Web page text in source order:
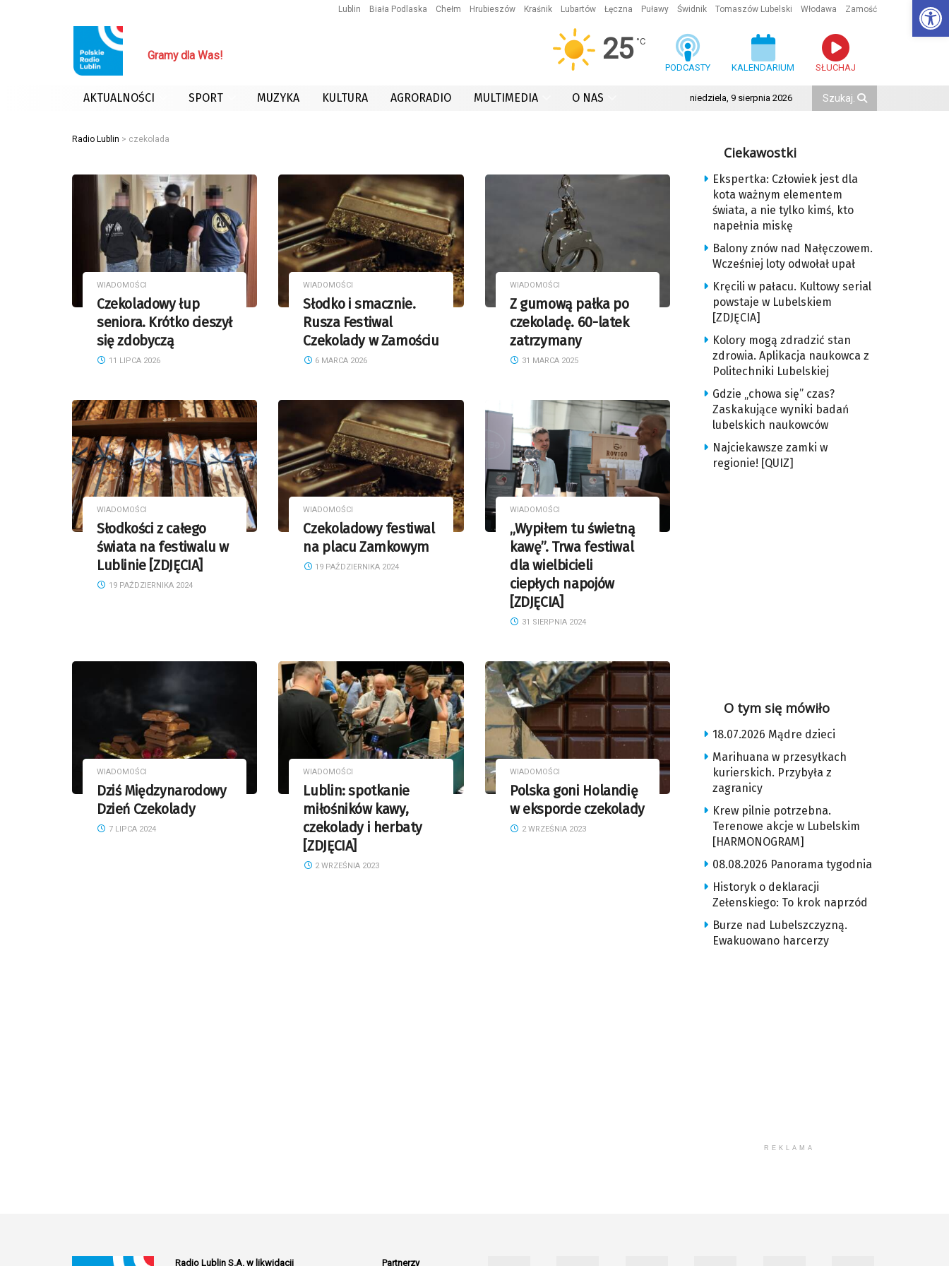
Lublin Biała Podlaska Chełm Hrubieszów Kraśnik Lubartów Łęczna Puławy Świdnik Tomaszów Lubelski Włodawa Zamość
Gramy dla Was! 25 °C
PODCASTY KALENDARIUM SŁUCHAJ
AKTUALNOŚCI SPORT MUZYKA KULTURA AGRORADIO MULTIMEDIA O NAS niedziela, 9 sierpnia 2026
Radio Lublin > czekolada
WIADOMOŚCI
Czekoladowy łup
seniora. Krótko cieszył
się zdobyczą
11 LIPCA 2026
WIADOMOŚCI
Słodko i smacznie.
Rusza Festiwal
Czekolady w Zamościu
6 MARCA 2026
WIADOMOŚCI
Z gumową pałka po
czekoladę. 60-latek
zatrzymany
31 MARCA 2025
WIADOMOŚCI
Słodkości z całego
świata na festiwalu w
Lublinie [ZDJĘCIA]
19 PAŹDZIERNIKA 2024
WIADOMOŚCI
Czekoladowy festiwal
na placu Zamkowym
19 PAŹDZIERNIKA 2024
WIADOMOŚCI
„Wypiłem tu świetną
kawę”. Trwa festiwal
dla wielbicieli
ciepłych napojów
[ZDJĘCIA]
31 SIERPNIA 2024
WIADOMOŚCI
Dziś Międzynarodowy
Dzień Czekolady
7 LIPCA 2024
WIADOMOŚCI
Lublin: spotkanie
miłośników kawy,
czekolady i herbaty
[ZDJĘCIA]
2 WRZEŚNIA 2023
WIADOMOŚCI
Polska goni Holandię
w eksporcie czekolady
2 WRZEŚNIA 2023
Ciekawostki
Ekspertka: Człowiek jest dla
kota ważnym elementem
świata, a nie tylko kimś, kto
napełnia miskę
Balony znów nad Nałęczowem.
Wcześniej loty odwołał upał
Kręcili w pałacu. Kultowy serial
powstaje w Lubelskiem
[ZDJĘCIA]
Kolory mogą zdradzić stan
zdrowia. Aplikacja naukowca z
Politechniki Lubelskiej
Gdzie „chowa się” czas?
Zaskakujące wyniki badań
lubelskich naukowców
Najciekawsze zamki w
regionie! [QUIZ]
O tym się mówiło
18.07.2026 Mądre dzieci
Marihuana w przesyłkach
kurierskich. Przybyła z
zagranicy
Krew pilnie potrzebna.
Terenowe akcje w Lubelskim
[HARMONOGRAM]
08.08.2026 Panorama tygodnia
Historyk o deklaracji
Zełenskiego: To krok naprzód
Burze nad Lubelszczyzną.
Ewakuowano harcerzy
REKLAMA
Radio Lublin S.A. w likwidacji Partnerzy